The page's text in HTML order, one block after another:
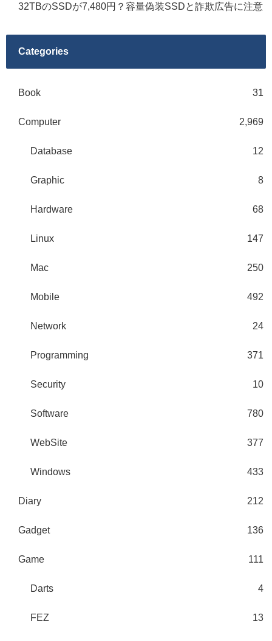
32TBのSSDが7,480円？容量偽装SSDと詐欺広告に注意
Categories
Book 31
Computer 2,969
Database 12
Graphic 8
Hardware 68
Linux 147
Mac 250
Mobile 492
Network 24
Programming 371
Security 10
Software 780
WebSite 377
Windows 433
Diary 212
Gadget 136
Game 111
Darts 4
FEZ 13